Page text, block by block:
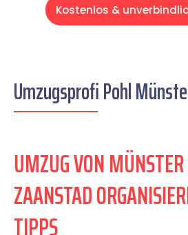
Kostenlos &
Umzugsprofi Pohl
UMZUG VON
ZAANSTAD